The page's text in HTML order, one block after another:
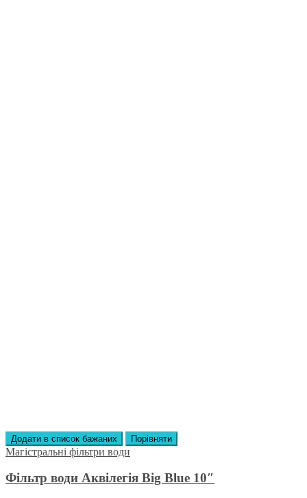
Додати в список бажаних Порівняти
Магістральні фільтри води
Фільтр води Аквілегія Big Blue 10″